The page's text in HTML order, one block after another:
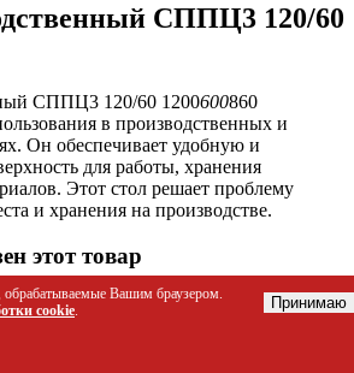
СППЦ3 120/60
СППЦ3 120/60 1200600860
в производственных и
Он обеспечивает удобную и
для работы, хранения
Этот стол решает проблему
и хранения на производстве.
этот товар
цехов для организации
обрабатываемые Вашим браузером.
cookie. Принимаю